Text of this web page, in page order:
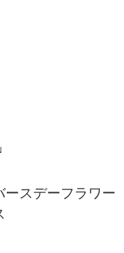
ースデーフラワー